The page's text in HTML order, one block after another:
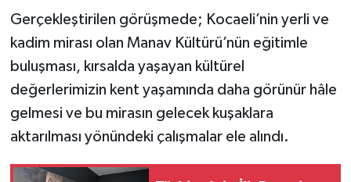
Gerçekleştirilen görüşmede; Kocaeli’nin yerli ve
kadim mirası olan Manav Kültürü’nün eğitimle
buluşması, kırsalda yaşayan kültürel
değerlerimizin kent yaşamında daha görünür hâle
gelmesi ve bu mirasın gelecek kuşaklara
aktarılması yönündeki çalışmalar ele alındı.